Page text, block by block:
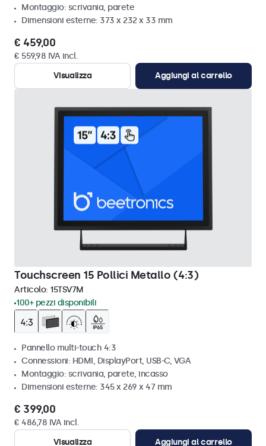
Montaggio: scrivania, parete
Dimensioni esterne: 373 x 232 x 33 mm
€ 459,00
€ 559,98 IVA incl.
Visualizza
Aggiungi al carrello
Touchscreen 15 Pollici Metallo (4:3)
Articolo: 15TSV7M
100+ pezzi disponibili
Pannello multi-touch 4:3
Connessioni: HDMI, DisplayPort, USB-C, VGA
Montaggio: scrivania, parete, incasso
Dimensioni esterne: 345 x 269 x 47 mm
€ 399,00
€ 486,78 IVA incl.
Visualizza
Aggiungi al carrello